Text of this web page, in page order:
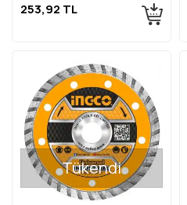
253,92 TL
Tükendi